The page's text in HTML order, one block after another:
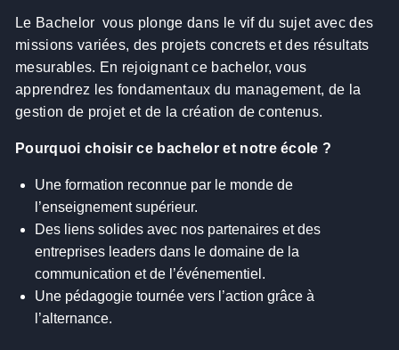
Le Bachelor vous plonge dans le vif du sujet avec des
missions variées, des projets concrets et des résultats
mesurables. En rejoignant ce bachelor, vous
apprendrez les fondamentaux du management, de la
gestion de projet et de la création de contenus.
Pourquoi choisir ce bachelor et notre école ?
Une formation reconnue par le monde de
l’enseignement supérieur.
Des liens solides avec nos partenaires et des
entreprises leaders dans le domaine de la
communication et de l’événementiel.
Une pédagogie tournée vers l’action grâce à
l’alternance.